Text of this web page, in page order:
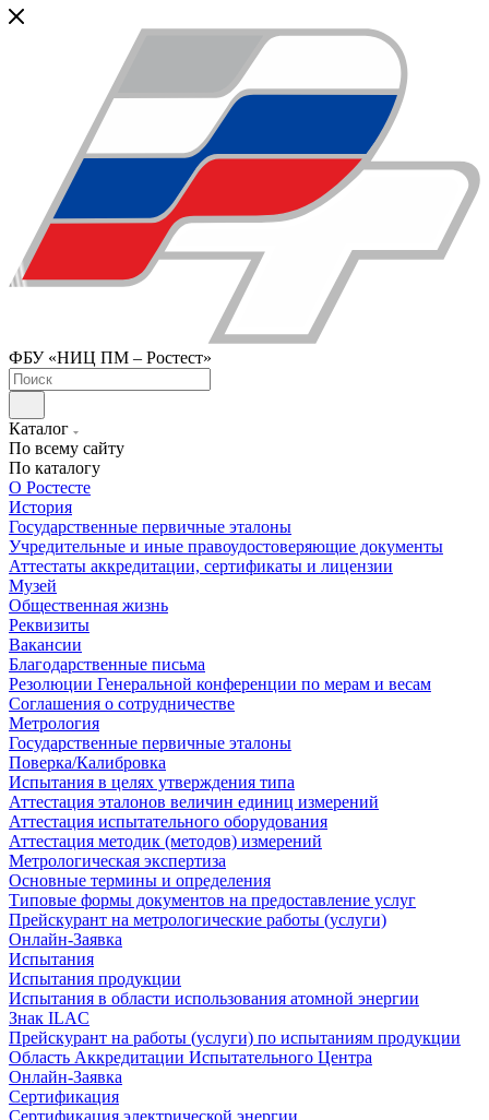
ФБУ «НИЦ ПМ – Ростест»
Каталог
По всему сайту
По каталогу
О Ростесте
История
Государственные первичные эталоны
Учредительные и иные правоудостоверяющие документы
Аттестаты аккредитации, сертификаты и лицензии
Музей
Общественная жизнь
Реквизиты
Вакансии
Благодарственные письма
Резолюции Генеральной конференции по мерам и весам
Соглашения о сотрудничестве
Метрология
Государственные первичные эталоны
Поверка/Калибровка
Испытания в целях утверждения типа
Аттестация эталонов величин единиц измерений
Аттестация испытательного оборудования
Аттестация методик (методов) измерений
Метрологическая экспертиза
Основные термины и определения
Типовые формы документов на предоставление услуг
Прейскурант на метрологические работы (услуги)
Онлайн-Заявка
Испытания
Испытания продукции
Испытания в области использования атомной энергии
Знак ILAC
Прейскурант на работы (услуги) по испытаниям продукции
Область Аккредитации Испытательного Центра
Онлайн-Заявка
Сертификация
Сертификация электрической энергии